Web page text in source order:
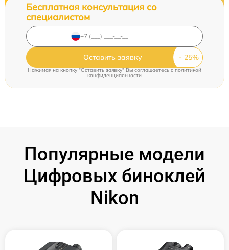
Бесплатная консультация со
специалистом
Оставить заявку
Нажимая на кнопку "Оставить заявку" Вы соглашаетесь cполитикой
конфиденциальности
Популярные модели
Цифровых биноклей
Nikon